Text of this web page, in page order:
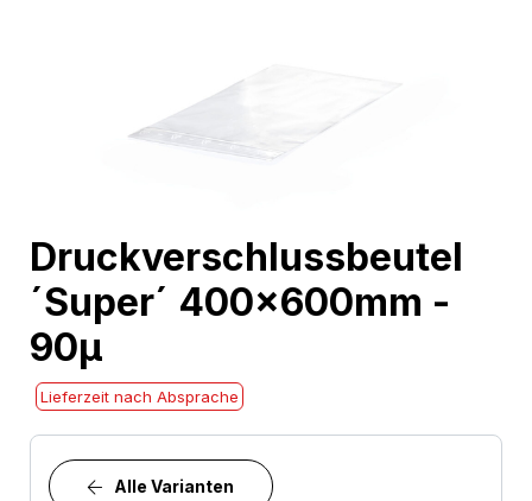
to
the
beginning
of
the
gallery
Druckverschlussbeutel
´Super´ 400x600mm -
90µ
Lieferzeit nach Absprache
Alle Varianten